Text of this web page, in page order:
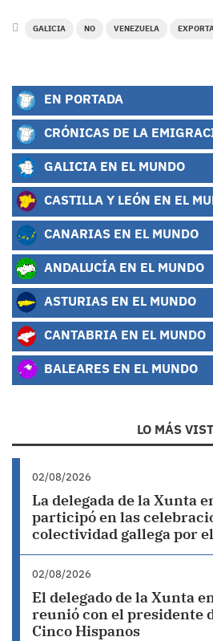
GALICIA NO VENEZUELA
EN PORTADA
CRÓNICAS DE LA
GALICIA EN EL MUNDO
CASTILLA Y LEÓN EN EL
CANARIAS EN EL MUNDO
ANDALUCÍA EN EL MUNDO
ASTURIAS EN EL MUNDO
CANTABRIA EN EL MUNDO
BALEARES EN EL MUNDO
LO MÁS
02/08/2026
La delegada de la Xunta
participó en las
colectividad gallega por
02/08/2026
El delegado de la Xunta
reunió con el presidente
Cinco Hispanos